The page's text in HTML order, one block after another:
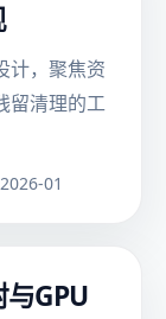
计，聚焦资
留清理的工
2026-01
GPU